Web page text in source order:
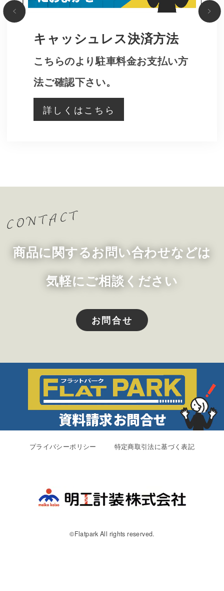
キャッシュレス決済方法
こちらのより駐車料金お支払い方
法ご確認下さい。
詳しくはこちら
商品に関するお問い合わせなどは
気軽にご相談ください
お問合せ
プライバシーポリシー 特定商取引法に基づく表記
©︎Flatpark All rights reserved.